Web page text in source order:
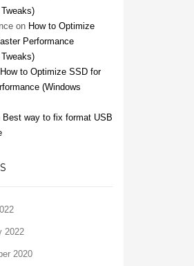
on How to Optimize
Performance
How to Optimize SSD for
(Windows
Best way to fix format USB
2022
2020